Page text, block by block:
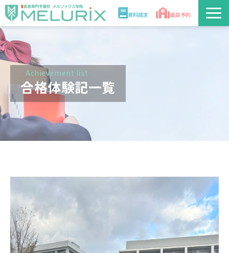
資料請求 面談予約
説明会/講座
校舎情報
入学案内
合格実績・合格体験記
Achievement list
合格体験記一覧